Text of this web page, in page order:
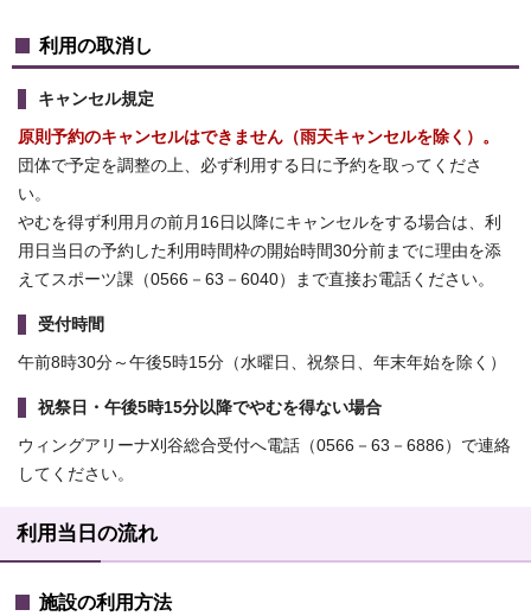
利用の取消し
キャンセル規定
原則予約のキャンセルはできません（雨天キャンセルを除く）。
団体で予定を調整の上、必ず利用する日に予約を取ってくださ
い。
やむを得ず利用月の前月16日以降にキャンセルをする場合は、利
用日当日の予約した利用時間枠の開始時間30分前までに理由を添
えてスポーツ課（0566－63－6040）まで直接お電話ください。
受付時間
午前8時30分～午後5時15分（水曜日、祝祭日、年末年始を除く）
祝祭日・午後5時15分以降でやむを得ない場合
ウィングアリーナ刈谷総合受付へ電話（0566－63－6886）で連絡
してください。
利用当日の流れ
施設の利用方法